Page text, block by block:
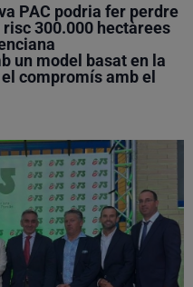
PAC podria fer perdre
300.000 hectàrees
un model basat en la
compromís amb el